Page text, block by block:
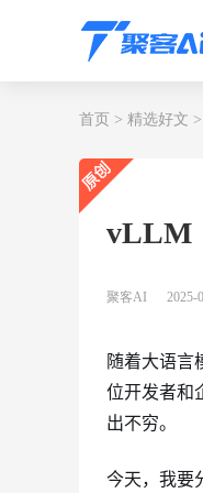
首页 > 精选好文 >
​​vLLM
聚客AI 2025-
随着大语言
位开发者和
出不穷。
今天，我